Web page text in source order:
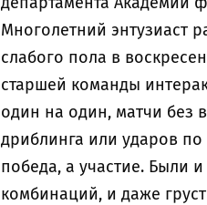
Многолетний энтузиаст
слабого пола в
старшей команды
один на один, матчи без
дриблинга или ударов
победа, а участие. Были
комбинаций, и даже